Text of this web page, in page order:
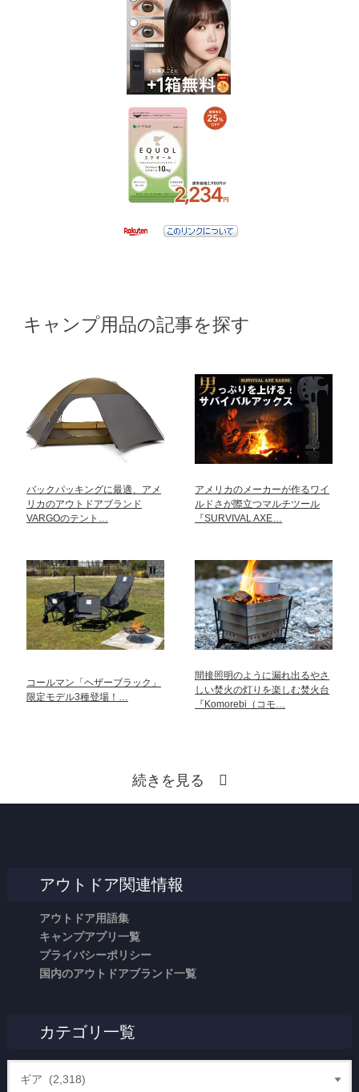
キャンプ用品の記事を探す
バックパッキングに最適、アメ
リカのアウトドアブランド
VARGOのテント…
アメリカのメーカーが作るワイ
ルドさが際立つマルチツール
『SURVIVAL AXE…
コールマン「ヘザーブラック」
限定モデル3種登場！…
間接照明のように漏れ出るやさ
しい焚火の灯りを楽しむ焚火台
『Komorebi（コモ…
続きを見る
アウトドア関連情報
アウトドア用語集
キャンプアプリ一覧
プライバシーポリシー
国内のアウトドアブランド一覧
カテゴリ一覧